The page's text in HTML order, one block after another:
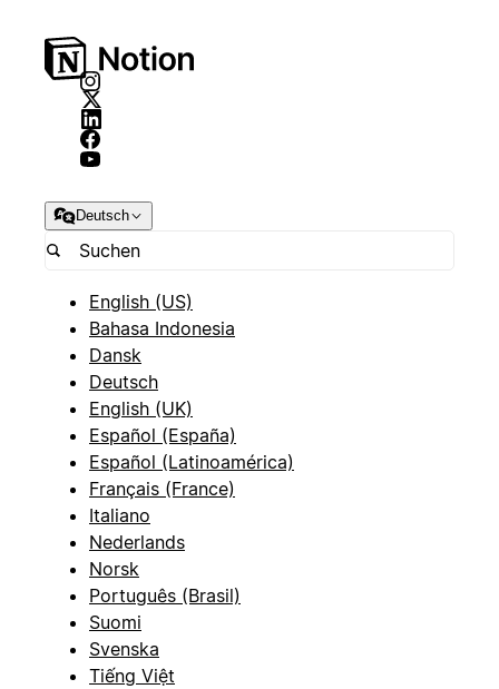
Deutsch
English (US)
Bahasa Indonesia
Dansk
Deutsch
English (UK)
Español (España)
Español (Latinoamérica)
Français (France)
Italiano
Nederlands
Norsk
Português (Brasil)
Suomi
Svenska
Tiếng Việt